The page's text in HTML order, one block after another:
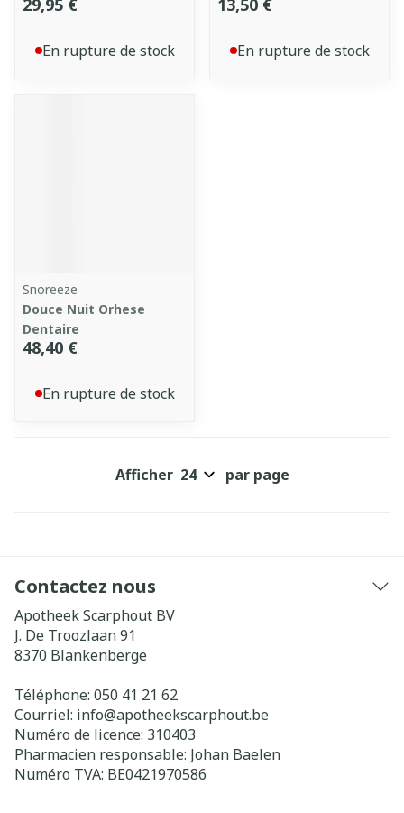
29,95 €
En rupture de stock
13,50 €
En rupture de stock
Snoreeze
Douce Nuit Orhese
Dentaire
48,40 €
En rupture de stock
Afficher par page
Contactez nous
Apotheek Scarphout BV
J. De Troozlaan 91
8370 Blankenberge
Téléphone: 050 41 21 62
Courriel: info@apotheekscarphout.be
Numéro de licence: 310403
Pharmacien responsable: Johan Baelen
Numéro TVA: BE0421970586